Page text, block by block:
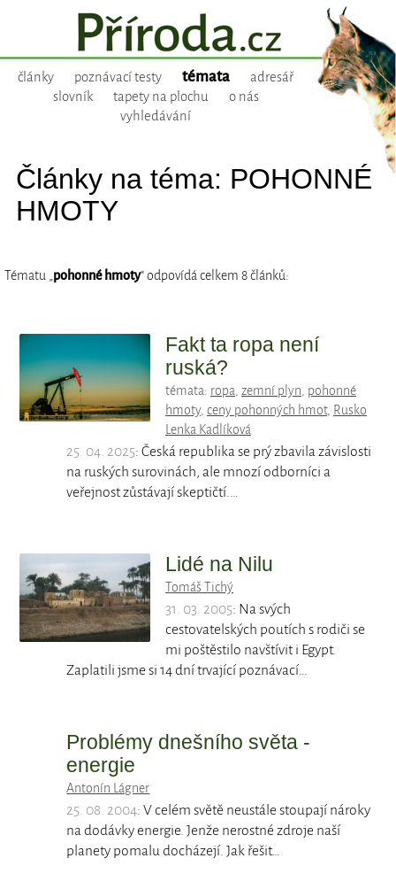
články poznávací testy témata
adresář
slovník
tapety na plochu
o nás
vyhledávání
Články na téma: POHONNÉ
HMOTY
Tématu „pohonné hmoty“ odpovídá celkem 8 článků:
Fakt ta ropa není
ruská?
témata: ropa, zemní plyn, pohonné
hmoty, ceny pohonných hmot, Rusko
Lenka Kadlíková
25. 04. 2025: Česká republika se prý zbavila závislosti
na ruských surovinách, ale mnozí odborníci a
veřejnost zůstávají skeptičtí.…
Lidé na Nilu
Tomáš Tichý
31. 03. 2005: Na svých
cestovatelských poutích s rodiči se
mi poštěstilo navštívit i Egypt.
Zaplatili jsme si 14 dní trvající poznávací…
Problémy dnešního světa -
energie
Antonín Lágner
25. 08. 2004: V celém světě neustále stoupají nároky
na dodávky energie. Jenže nerostné zdroje naší
planety pomalu docházejí. Jak řešit…